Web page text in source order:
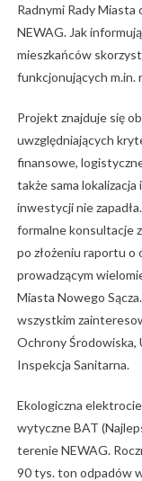
Radnymi Rady
NEWAG. Jak
mieszkańców
funkcjonujących m.in.
Projekt znajduje się
uwzględniających
finansowe,
także sama
inwestycji nie
formalne konsultacje
po złożeniu raportu o
prowadzącym
Miasta Nowego
wszystkim
Ochrony Środowiska,
Inspekcja Sanitarna.
Ekologiczna
wytyczne BAT
terenie NEWAG.
90 tys. ton odpadów